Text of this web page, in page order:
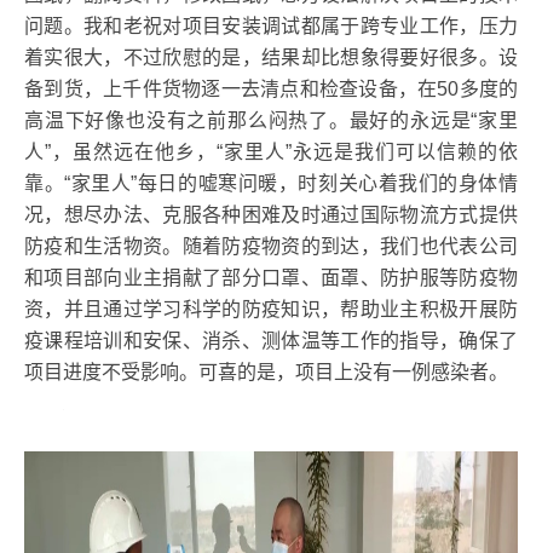
问题。我和老祝对项目安装调试都属于跨专业工作，压力
着实很大，不过欣慰的是，结果却比想象得要好很多。设
备到货，上千件货物逐一去清点和检查设备，在50多度的
高温下好像也没有之前那么闷热了。最好的永远是“家里
人”，虽然远在他乡，“家里人”永远是我们可以信赖的依
靠。“家里人”每日的嘘寒问暖，时刻关心着我们的身体情
况，想尽办法、克服各种困难及时通过国际物流方式提供
防疫和生活物资。随着防疫物资的到达，我们也代表公司
和项目部向业主捐献了部分口罩、面罩、防护服等防疫物
资，并且通过学习科学的防疫知识，帮助业主积极开展防
疫课程培训和安保、消杀、测体温等工作的指导，确保了
项目进度不受影响。可喜的是，项目上没有一例感染者。